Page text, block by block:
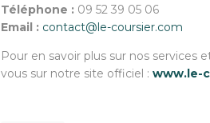
Téléphone : 09 52 39 05 06
Email : contact@le-coursier.com
Pour en savoir plus sur nos
vous sur notre site officiel : www.le-